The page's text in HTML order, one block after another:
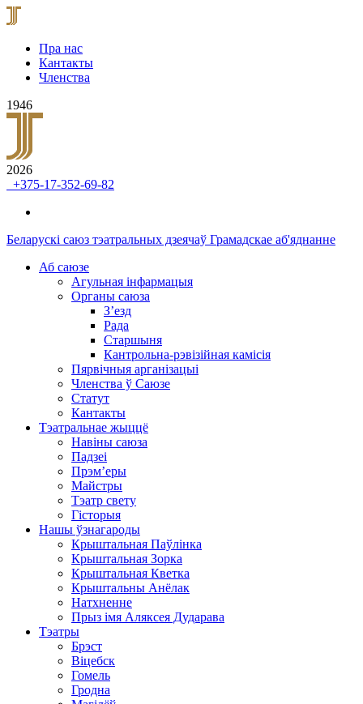
Пра нас
Кантакты
Членства
1946
2026
+375-17-352-69-82
Беларускі саюз тэатральных дзеячаў Грамадскае аб'яднанне
Аб саюзе
Агульная інфармацыя
Органы саюза
З’езд
Рада
Старшыня
Кантрольна-рэвізійная камісія
Пярвічныя арганізацыі
Членства ў Саюзе
Статут
Кантакты
Тэатральнае жыццё
Навіны саюза
Падзеі
Прэм’еры
Майстры
Тэатр свету
Гісторыя
Нашы ўзнагароды
Крыштальная Паўлінка
Крыштальная Зорка
Крыштальная Кветка
Крыштальны Анёлак
Натхненне
Прыз імя Аляксея Дударава
Тэатры
Брэст
Віцебск
Гомель
Гродна